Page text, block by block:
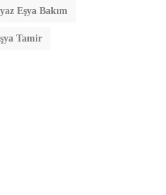
Eşya Bakım
Tamir